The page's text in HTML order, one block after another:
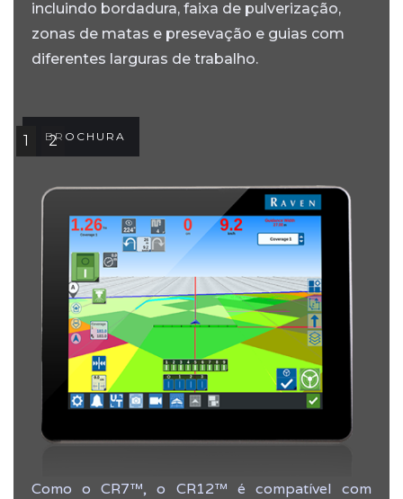
incluindo bordadura, faixa de pulverização,
zonas de matas e presevação e guias com
diferentes larguras de trabalho.
1 2
BROCHURA
Como o CR7™, o CR12™ é compatível com